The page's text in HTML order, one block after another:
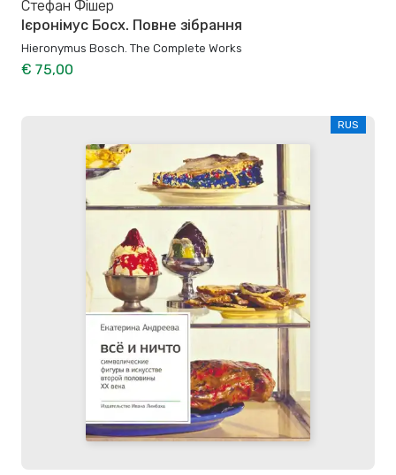
Стефан Фішер
Ієронімус Босх. Повне зібрання
Hieronymus Bosch. The Complete Works
€ 75,00
RUS